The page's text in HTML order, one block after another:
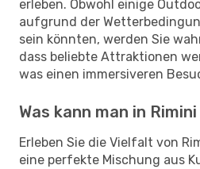
erleben. Obwohl einige
aufgrund der
sein könnten, werden Sie
dass beliebte Attraktionen
was einen immersiveren
Was kann man in
Erleben Sie die Vielfalt von
eine perfekte Mischung aus